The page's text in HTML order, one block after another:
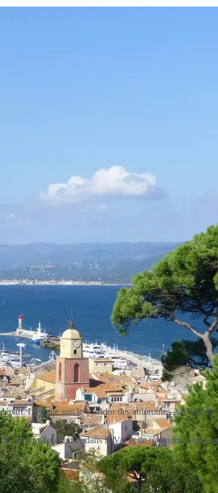
La route suit le corridor des autoroutes A10 et
Nice avant d'entrer dans le Var et de rejoindre la